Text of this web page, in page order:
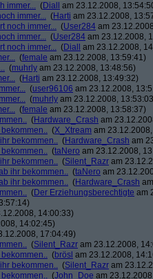
immer... (Diall
am 23.12.2008,
immer... (Harti am 23.12.2008,
noch immer... (User284 am
immer... (User284 am 23.12.2008,
noch immer... (Diall
am 23.12.2008,
(female am 23.12.2008, 13:59:41)
(muhrly am 23.12.2008, 13:48:56)
(Harti am 23.12.2008, 13:49:32)
(user96106 am 23.12.2008,
(muhrly am 23.12.2008,
(female am 23.12.2008, 13:58:37)
(Hardware_Crash am
(X_Xtream am
bekommen.. (Hardware_Crash am
(taNero am 23.12.2008,
bekommen.. (Silent_Razr am
ihr bekommen.. (taNero am
ihr bekommen.. (Hardware_Crash
(Der Erziehungsberechtigte am
14:00:33)
14:02:45)
17:04:49)
(Silent_Razr am 23.12.2008,
(brösl am 23.12.2008,
bekommen.. (Silent_Razr am
(John_Doe am